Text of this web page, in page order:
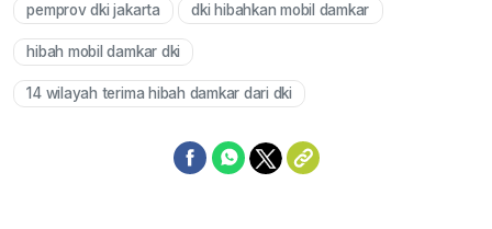
pemprov dki jakarta dki hibahkan mobil damkar
hibah mobil damkar dki
14 wilayah terima hibah damkar dari dki